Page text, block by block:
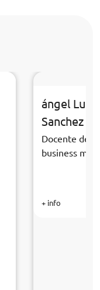
ángel Luis
Sanchez
Docente de
business
+ info